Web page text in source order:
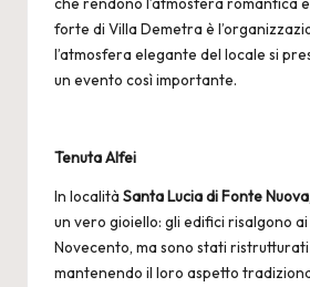
forte di Villa Demetra è
l’atmosfera elegante del locale si
un evento così importante.
Tenuta Alfei
In località Santa Lucia di Fonte Nuova
un vero gioiello: gli edifici risalgono
Novecento, ma sono stati
mantenendo il loro aspetto